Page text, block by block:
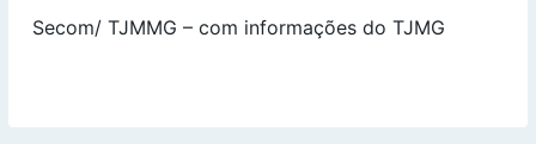
Secom/ TJMMG – com informações do TJMG